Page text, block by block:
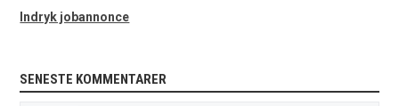
Indryk jobannonce
SENESTE KOMMENTARER